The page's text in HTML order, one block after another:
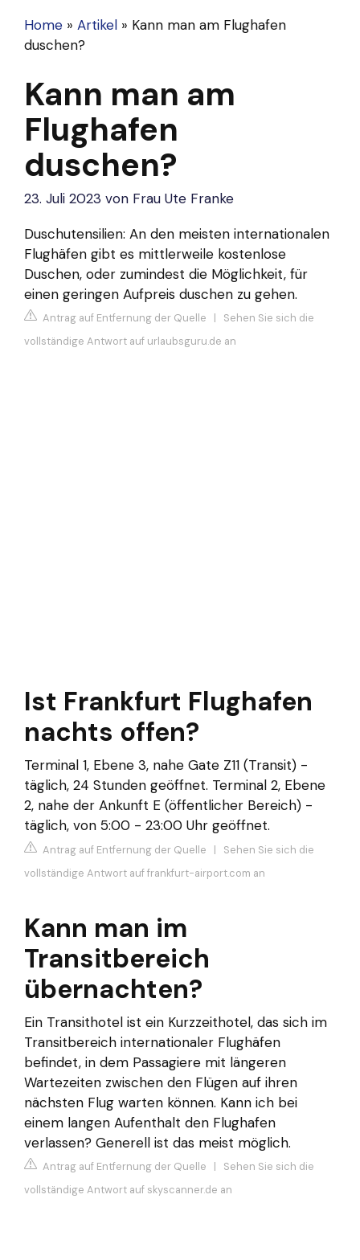
Home » Artikel » Kann man am Flughafen
duschen?
Kann man am
Flughafen
duschen?
23. Juli 2023 von Frau Ute Franke
Duschutensilien: An den meisten internationalen
Flughäfen gibt es mittlerweile kostenlose
Duschen, oder zumindest die Möglichkeit, für
einen geringen Aufpreis duschen zu gehen.
Antrag auf Entfernung der Quelle | Sehen Sie sich die
vollständige Antwort auf urlaubsguru.de an
Ist Frankfurt Flughafen
nachts offen?
Terminal 1, Ebene 3, nahe Gate Z11 (Transit) -
täglich, 24 Stunden geöffnet. Terminal 2, Ebene
2, nahe der Ankunft E (öffentlicher Bereich) -
täglich, von 5:00 - 23:00 Uhr geöffnet.
Antrag auf Entfernung der Quelle | Sehen Sie sich die
vollständige Antwort auf frankfurt-airport.com an
Kann man im
Transitbereich
übernachten?
Ein Transithotel ist ein Kurzzeithotel, das sich im
Transitbereich internationaler Flughäfen
befindet, in dem Passagiere mit längeren
Wartezeiten zwischen den Flügen auf ihren
nächsten Flug warten können. Kann ich bei
einem langen Aufenthalt den Flughafen
verlassen? Generell ist das meist möglich.
Antrag auf Entfernung der Quelle | Sehen Sie sich die
vollständige Antwort auf skyscanner.de an